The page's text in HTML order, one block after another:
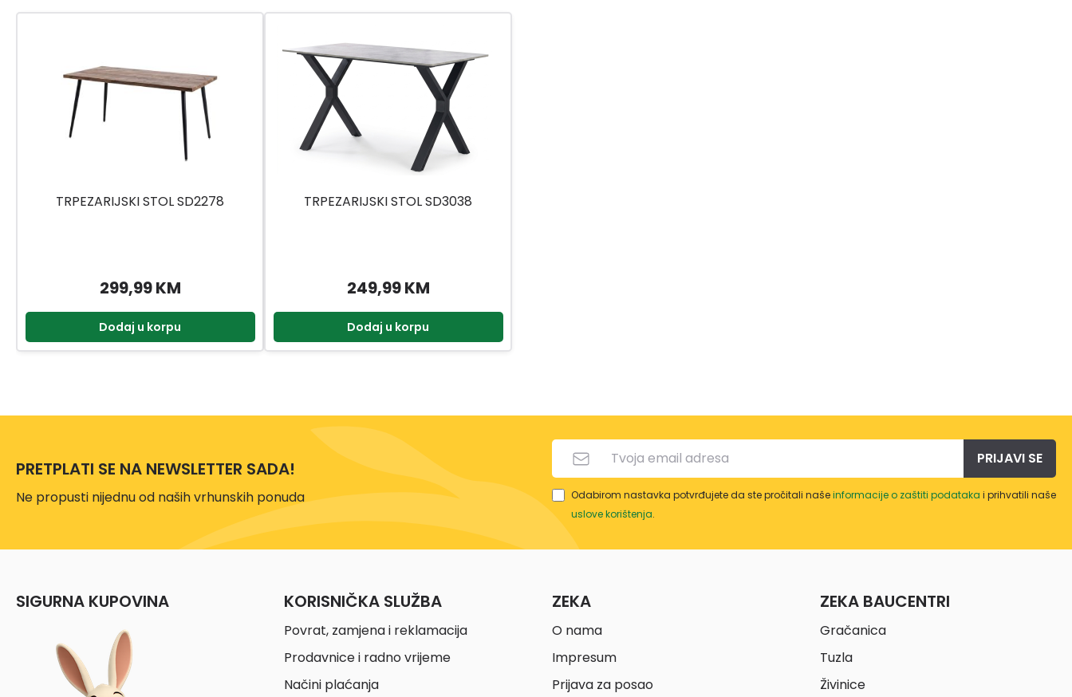
TRPEZARIJSKI STOL SD2278
299,99 KM
Dodaj u korpu
TRPEZARIJSKI STOL SD3038
249,99 KM
Dodaj u korpu
PRETPLATI SE NA NEWSLETTER SADA!
Ne propusti nijednu od naših vrhunskih ponuda
PRIJAVI SE
Odabirom nastavka potvrđujete da ste pročitali našeinformacije o zaštiti podataka i prihvatili naše
uslove korištenja.
SIGURNA KUPOVINA KORISNIČKA SLUŽBA
Povrat, zamjena i reklamacija
Prodavnice i radno vrijeme
Načini plaćanja
ZEKA
O nama
Impresum
Prijava za posao
ZEKA BAUCENTRI
Gračanica
Tuzla
Živinice